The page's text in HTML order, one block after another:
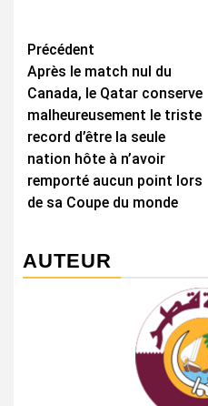
Navigation
d’article
Précédent
Après le match nul du
Canada, le Qatar conserve
malheureusement le triste
record d’être la seule
nation hôte à n’avoir
remporté aucun point lors
de sa Coupe du monde
AUTEUR